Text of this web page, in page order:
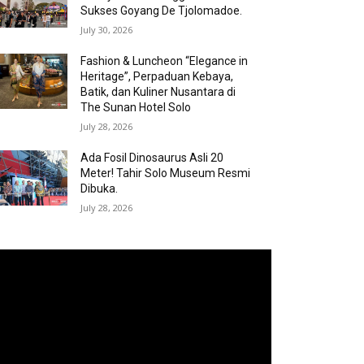
Sukses Goyang De Tjolomadoe.
July 30, 2026
Fashion & Luncheon “Elegance in
Heritage”, Perpaduan Kebaya,
Batik, dan Kuliner Nusantara di
The Sunan Hotel Solo
July 28, 2026
Ada Fosil Dinosaurus Asli 20
Meter! Tahir Solo Museum Resmi
Dibuka.
July 28, 2026